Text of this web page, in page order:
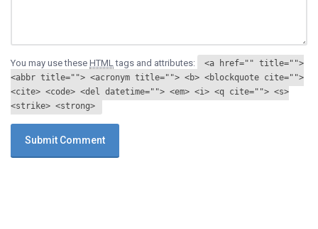
You may use these HTMLtags and attributes:
<a href="" title="">
<abbr title=""> <acronym title=""> <b> <blockquote cite="">
<cite> <code> <del datetime=""> <em> <i> <q cite=""> <s>
<strike> <strong>